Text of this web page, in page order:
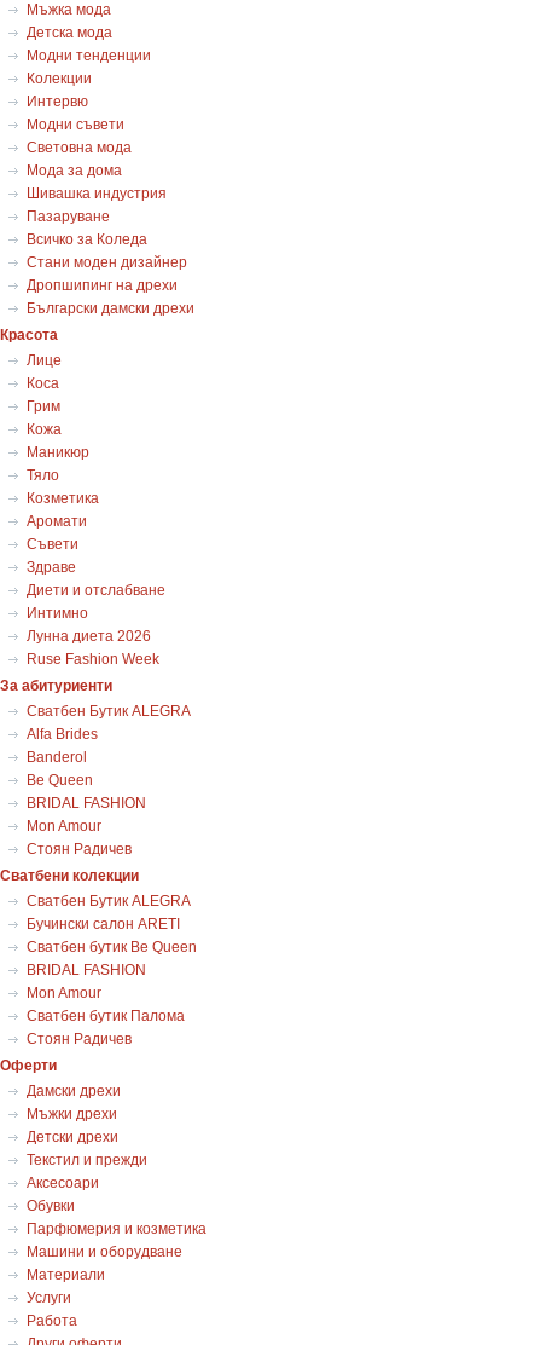
Мъжка мода
Детска мода
Модни тенденции
Колекции
Интервю
Модни съвети
Световна мода
Мода за дома
Шивашка индустрия
Пазаруване
Всичко за Коледа
Стани моден дизайнер
Дропшипинг на дрехи
Български дамски дрехи
Красота
Лице
Коса
Грим
Кожа
Маникюр
Тяло
Козметика
Аромати
Съвети
Здраве
Диети и отслабване
Интимно
Лунна диета 2026
Ruse Fashion Week
За абитуриенти
Сватбен Бутик ALEGRA
Alfa Brides
Banderol
Be Queen
BRIDAL FASHION
Mon Amour
Стоян Радичев
Сватбени колекции
Сватбен Бутик ALEGRA
Бучински салон ARETI
Сватбен бутик Be Queen
BRIDAL FASHION
Mon Amour
Сватбен бутик Палома
Стоян Радичев
Оферти
Дамски дрехи
Мъжки дрехи
Детски дрехи
Текстил и прежди
Аксесоари
Обувки
Парфюмерия и козметика
Машини и оборудване
Материали
Услуги
Работа